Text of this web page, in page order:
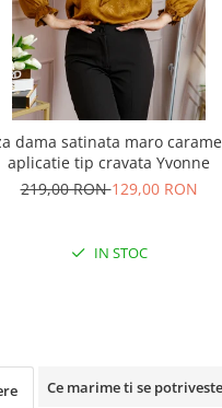
dama satinata maro
aplicatie tip cravata Yvonne
219,00 RON129,00 RON
IN STOC
Ce marime ti se